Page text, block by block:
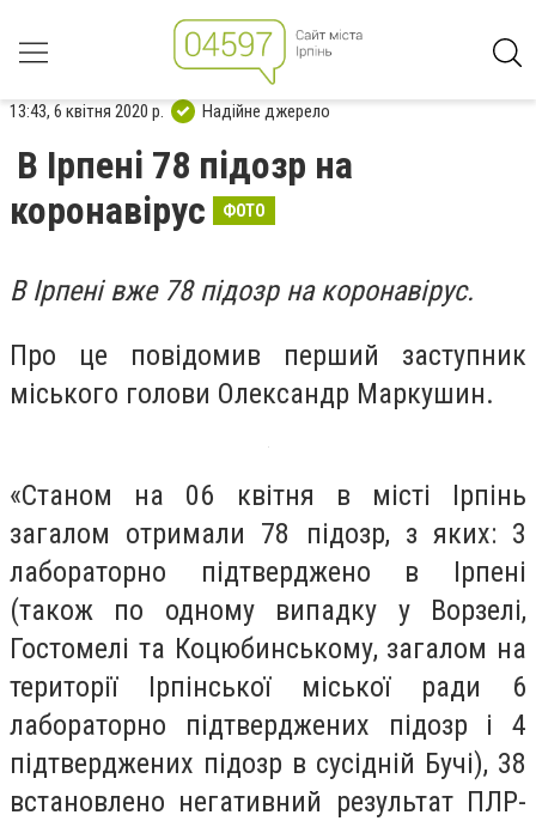
13:43, 6 квітня 2020 р. Надійне джерело
В Ірпені 78 підозр на
коронавірус
ФОТО
В Ірпені вже 78 підозр на коронавірус.
Про це повідомив перший заступник
міського голови Олександр Маркушин.
«Станом на 06 квітня в місті Ірпінь
загалом отримали 78 підозр, з яких: 3
лабораторно підтверджено в Ірпені
(також по одному випадку у Ворзелі,
Гостомелі та Коцюбинському, загалом на
території Ірпінської міської ради 6
лабораторно підтверджених підозр і 4
підтверджених підозр в сусідній Бучі), 38
встановлено негативний результат ПЛР-